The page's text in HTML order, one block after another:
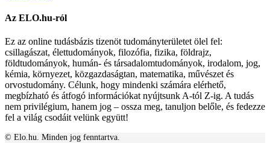
Az ELO.hu-ról
Ez az online tudásbázis tizenöt tudományterületet ölel fel:
csillagászat, élettudományok, filozófia, fizika, földrajz,
földtudományok, humán- és társadalomtudományok, irodalom, jog,
kémia, környezet, közgazdaságtan, matematika, művészet és
orvostudomány. Célunk, hogy mindenki számára elérhető,
megbízható és átfogó információkat nyújtsunk A-tól Z-ig. A tudás
nem privilégium, hanem jog – ossza meg, tanuljon belőle, és fedezze
fel a világ csodáit velünk együtt!
© Elo.hu. Minden jog fenntartva.